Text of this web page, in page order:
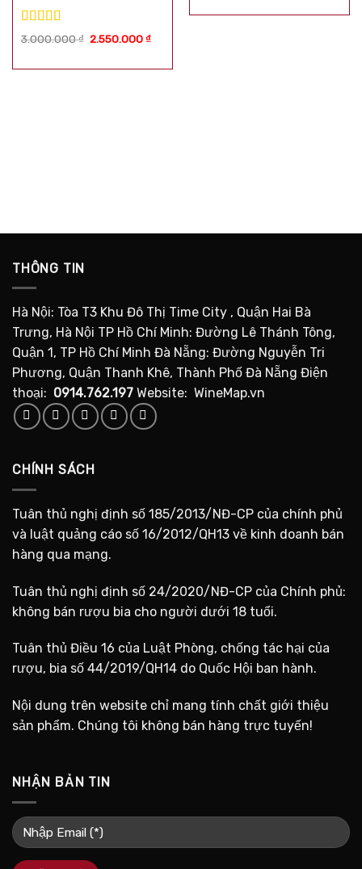
Được xếp
3.000.000₫ Giá
3.000.000 ₫.
2.550.000₫Giá
là:
THÔNG TIN
Hà Nội: Tòa T3 Khu Đô Thị Time City , Quận Hai Bà
Trưng, Hà Nội TP Hồ Chí Minh: Đường Lê Thánh Tông,
Quận 1, TP Hồ Chí Minh Đà Nẵng: Đường Nguyễn Tri
Phương, Quận Thanh Khê, Thành Phố Đà Nẵng Điện
thoại: 0914.762.197 Website: WineMap.vn
CHÍNH SÁCH
Tuân thủ nghị định số 185/2013/NĐ-CP của chính phủ
và luật quảng cáo số 16/2012/QH13 về kinh doanh bán
hàng qua mạng.
Tuân thủ nghị định số 24/2020/NĐ-CP của Chính phủ:
không bán rượu bia cho người dưới 18 tuổi.
Tuân thủ Điều 16 của Luật Phòng, chống tác hại của
rượu, bia số 44/2019/QH14 do Quốc Hội ban hành.
Nội dung trên website chỉ mang tính chất giới thiệu
sản phẩm. Chúng tôi không bán hàng trực tuyến!
NHẬN BẢN TIN